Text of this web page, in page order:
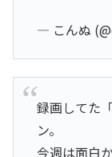
— こんぬ
録画してた
ン。
今週は面白